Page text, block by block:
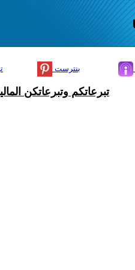
بنترست
تبرعاتكم وتبرعاتكن